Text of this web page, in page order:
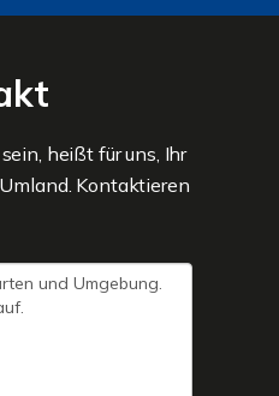
sein, heißt für uns, Ihr
Kontaktieren